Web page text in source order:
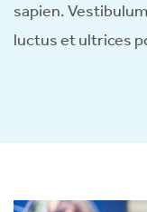
sapien.
luctus et ultrices